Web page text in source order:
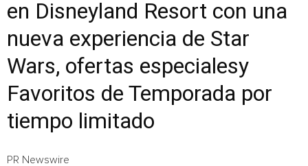
en Disneyland Resort con una
nueva experiencia de Star
Wars, ofertas especialesy
Favoritos de Temporada por
tiempo limitado
PR Newswire